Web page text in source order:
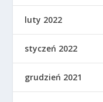
luty 2022
styczeń 2022
grudzień 2021